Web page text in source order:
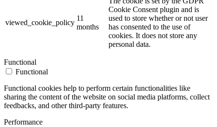
viewed_cookie_policy
11
months
Cookie Consent plugin and is
used to store whether or not user
has consented to the use of
cookies. It does not store any
personal data.
Functional
Functional
Functional cookies help to perform certain functionalities like
sharing the content of the website on social media platforms, collect
feedbacks, and other third-party features.
Performance